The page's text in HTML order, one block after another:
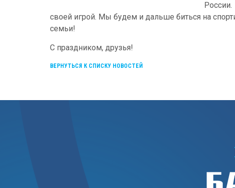
своей игрой. Мы будем и дальше биться на
семьи!
С праздником, друзья!
ВЕРНУТЬСЯ К СПИСКУ НОВОСТЕЙ